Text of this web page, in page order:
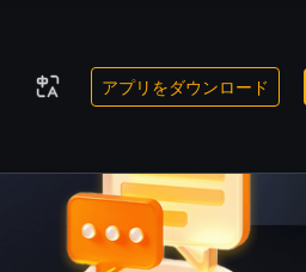
アプリをダウンロード